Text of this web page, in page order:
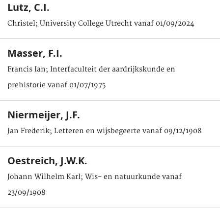
Lutz, C.I.
Christel; University College Utrecht vanaf 01/09/2024
Masser, F.I.
Francis Ian; Interfaculteit der aardrijkskunde en
prehistorie vanaf 01/07/1975
Niermeijer, J.F.
Jan Frederik; Letteren en wijsbegeerte vanaf 09/12/1908
Oestreich, J.W.K.
Johann Wilhelm Karl; Wis- en natuurkunde vanaf
23/09/1908